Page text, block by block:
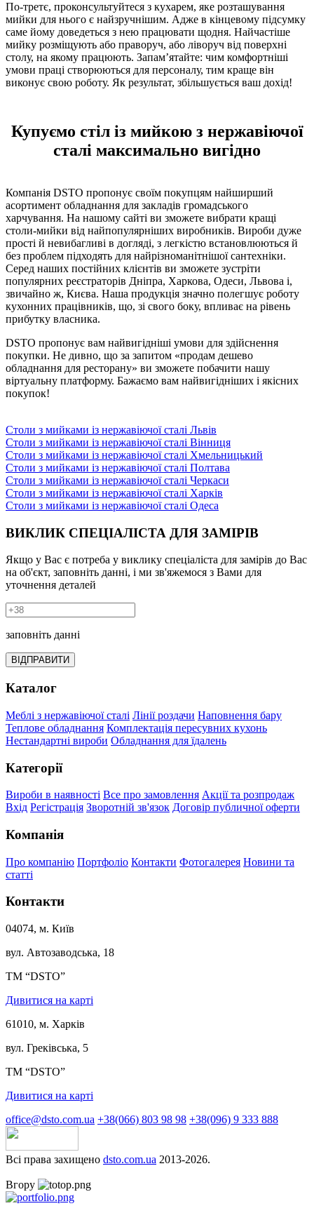
По-третє, проконсультуйтеся з кухарем, яке розташування
мийки для нього є найзручнішим. Адже в кінцевому підсумку
саме йому доведеться з нею працювати щодня. Найчастіше
мийку розміщують або праворуч, або ліворуч від поверхні
столу, на якому працюють. Запам’ятайте: чим комфортніші
умови праці створюються для персоналу, тим краще він
виконує свою роботу. Як результат, збільшується ваш дохід!
Купуємо стіл із мийкою з нержавіючої
сталі максимально вигідно
Компанія DSTO пропонує своїм покупцям найширший
асортимент обладнання для закладів громадського
харчування. На нашому сайті ви зможете вибрати кращі
столи-мийки від найпопулярніших виробників. Вироби дуже
прості й невибагливі в догляді, з легкістю встановлюються й
без проблем підходять для найрізноманітнішої сантехніки.
Серед наших постійних клієнтів ви зможете зустріти
популярних реєстраторів Дніпра, Харкова, Одеси, Львова і,
звичайно ж, Києва. Наша продукція значно полегшує роботу
кухонних працівників, що, зі свого боку, впливає на рівень
прибутку власника.
DSTO пропонує вам найвигідніші умови для здійснення
покупки. Не дивно, що за запитом «продам дешево
обладнання для ресторану» ви зможете побачити нашу
віртуальну платформу. Бажаємо вам найвигідніших і якісних
покупок!
Столи з мийками із нержавіючої сталі Львів
Столи з мийками із нержавіючої сталі Вінниця
Столи з мийками із нержавіючої сталі Хмельницький
Столи з мийками із нержавіючої сталі Полтава
Столи з мийками із нержавіючої сталі Черкаси
Столи з мийками із нержавіючої сталі Харків
Столи з мийками із нержавіючої сталі Одеса
ВИКЛИК СПЕЦІАЛІСТА ДЛЯ ЗАМІРІВ
Якщо у Вас є потреба у виклику спеціаліста для замірів до Вас
на об'єкт, заповніть данні, і ми зв'яжемося з Вами для
уточнення деталей
заповніть данні
ВІДПРАВИТИ
Каталог
Меблі з нержавіючої сталі Лінії роздачи Наповнення бару
Теплове обладнання Комплектація пересувних кухонь
Нестандартні вироби Обладнання для їдалень
Категорії
Вироби в наявності Все про замовлення Акції та розпродаж
Вхід Регістрація Зворотній зв'язок Договір публичної оферти
Компанія
Про компанію Портфоліо Контакти Фотогалерея Новини та
статті
Контакти
04074, м. Київ
вул. Автозаводська, 18
ТМ “DSTO”
Дивитися на карті
61010, м. Харків
вул. Греківська, 5
ТМ “DSTO”
Дивитися на карті
office@dsto.com.ua +38(066) 803 98 98 +38(096) 9 333 888
Всі права захищено dsto.com.ua 2013-2026.
Вгору